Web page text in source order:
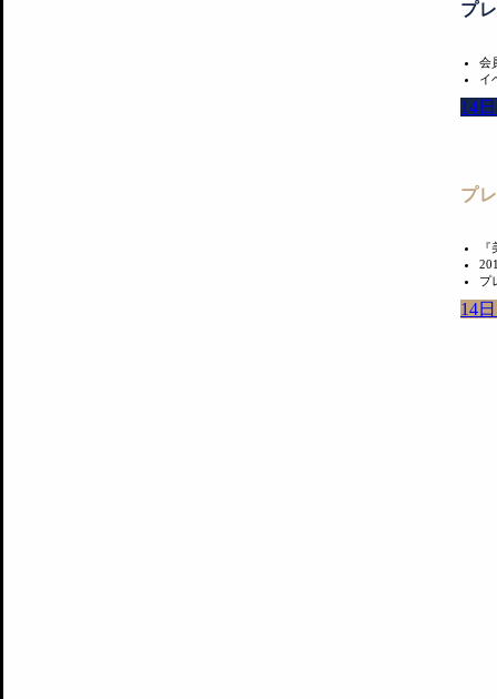
プ
会
イ
14
プ
プ
14